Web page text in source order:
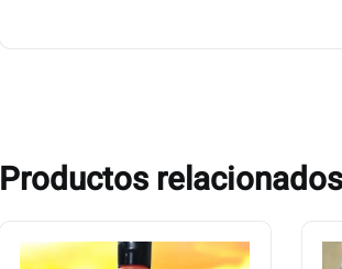
Productos relacionados